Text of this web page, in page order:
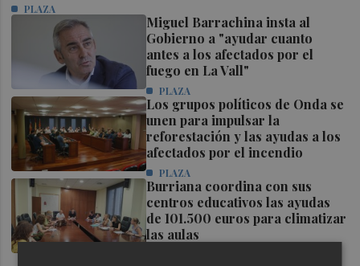
PLAZA
Miguel Barrachina insta al
Gobierno a "ayudar cuanto
antes a los afectados por el
fuego en La Vall"
PLAZA
Los grupos políticos de Onda se
unen para impulsar la
reforestación y las ayudas a los
afectados por el incendio
PLAZA
Burriana coordina con sus
centros educativos las ayudas
de 101.500 euros para climatizar
las aulas